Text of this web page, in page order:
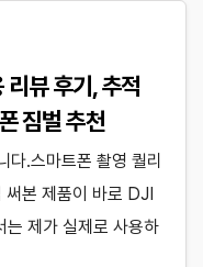
뷰 후기, 추적
짐벌 추천
다.스마트폰 촬영 퀄리
써본 제품이 바로 DJI
는 제가 실제로 사용하